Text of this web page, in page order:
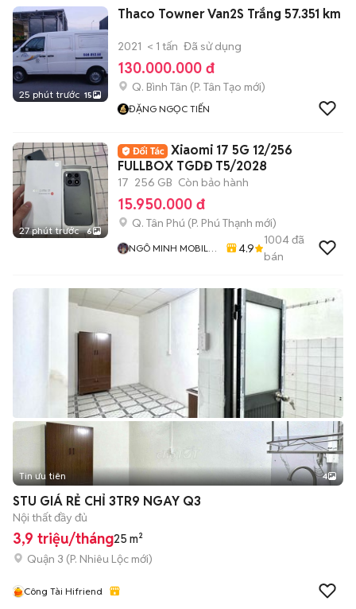
25 phút trước 15
Thaco Towner Van2S Trắng 57.351 km
2021 < 1 tấn Đã sử dụng
130.000.000 đ
Q. Bình Tân (P. Tân Tạo mới)
ĐẶNG NGỌC TIẾN
27 phút trước 6
Xiaomi 17 5G 12/256
FULLBOX TGDĐ T5/2028
17 256 GB Còn bảo hành
15.950.000 đ
Q. Tân Phú (P. Phú Thạnh mới)
NGÔ MINH MOBILE
4.9
1004đã
bán
Tin ưu tiên 4
STU GIÁ RẺ CHỈ 3TR9 NGAY Q3
Nội thất đầy đủ
3,9 triệu/tháng25 m²
Quận 3 (P. Nhiêu Lộc mới)
Công Tài Hifriend